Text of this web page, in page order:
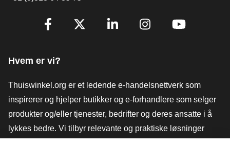
[_General:SocialMediaTitle]
Hvem er vi?
Thuiswinkel.org er et ledende e-handelsnettverk som
inspirerer og hjelper butikker og e-forhandlere som selger
produkter og/eller tjenester, bedrifter og deres ansatte i å
lykkes bedre. Vi tilbyr relevante og praktiske løsninger